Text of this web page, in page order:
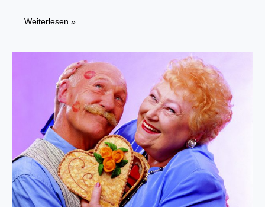
Deichmann
erneut
Förderpreis
Integration
Weiterlesen »